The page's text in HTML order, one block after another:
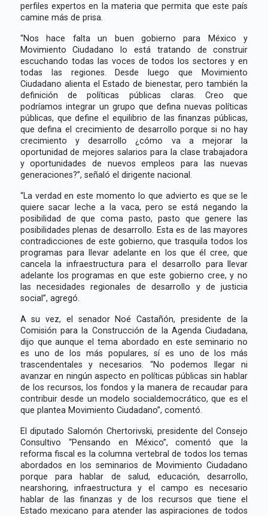
perfiles expertos en la materia que permita que este país
camine más de prisa.
“Nos hace falta un buen gobierno para México y
Movimiento Ciudadano lo está tratando de construir
escuchando todas las voces de todos los sectores y en
todas las regiones. Desde luego que Movimiento
Ciudadano alienta el Estado de bienestar, pero también la
definición de políticas públicas claras. Creo que
podríamos integrar un grupo que defina nuevas políticas
públicas, que define el equilibrio de las finanzas públicas,
que defina el crecimiento de desarrollo porque si no hay
crecimiento y desarrollo ¿cómo va a mejorar la
oportunidad de mejores salarios para la clase trabajadora
y oportunidades de nuevos empleos para las nuevas
generaciones?”, señaló el dirigente nacional.
“La verdad en este momento lo que advierto es que se le
quiere sacar leche a la vaca, pero se está negando la
posibilidad de que coma pasto, pasto que genere las
posibilidades plenas de desarrollo. Esta es de las mayores
contradicciones de este gobierno, que trasquila todos los
programas para llevar adelante en los que él cree, que
cancela la infraestructura para el desarrollo para llevar
adelante los programas en que este gobierno cree, y no
las necesidades regionales de desarrollo y de justicia
social”, agregó.
A su vez, el senador Noé Castañón, presidente de la
Comisión para la Construcción de la Agenda Ciudadana,
dijo que aunque el tema abordado en este seminario no
es uno de los más populares, sí es uno de los más
trascendentales y necesarios. “No podemos llegar ni
avanzar en ningún aspecto en políticas públicas sin hablar
de los recursos, los fondos y la manera de recaudar para
contribuir desde un modelo socialdemocrático, que es el
que plantea Movimiento Ciudadano”, comentó.
El diputado Salomón Chertorivski, presidente del Consejo
Consultivo “Pensando en México”, comentó que la
reforma fiscal es la columna vertebral de todos los temas
abordados en los seminarios de Movimiento Ciudadano
porque para hablar de salud, educación, desarrollo,
nearshoring, infraestructura y el campo es necesario
hablar de las finanzas y de los recursos que tiene el
Estado mexicano para atender las aspiraciones de todos